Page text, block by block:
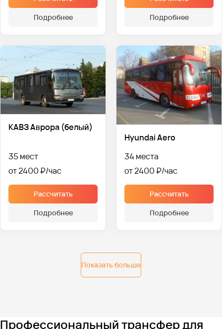
Подробнее
Подробнее
КАВЗ Аврора (белый)
35 мест
от 2400 ₽
Рассчитать
Подробнее
Hyundai Aero
34 места
от 2400 ₽
Рассчитать
Подробнее
Показать больше
Профессиональный трансфер для